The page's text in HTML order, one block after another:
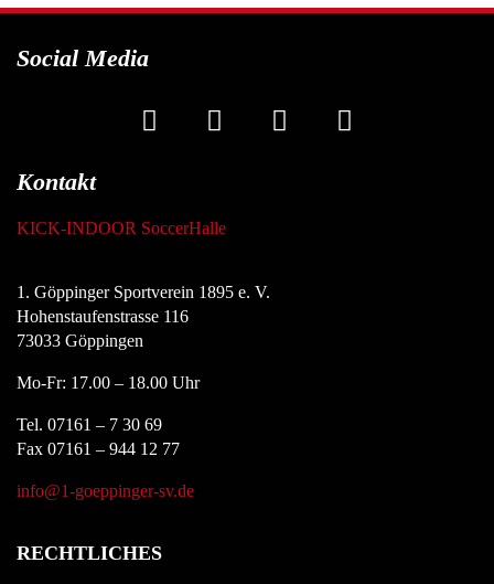
Social Media
Kontakt
KICK-INDOOR SoccerHalle
1. Göppinger Sportverein 1895 e. V.
Hohenstaufenstrasse 116
73033 Göppingen
Mo-Fr: 17.00 – 18.00 Uhr
Tel. 07161 – 7 30 69
Fax 07161 – 944 12 77
info@1-goeppinger-sv.de
RECHTLICHES